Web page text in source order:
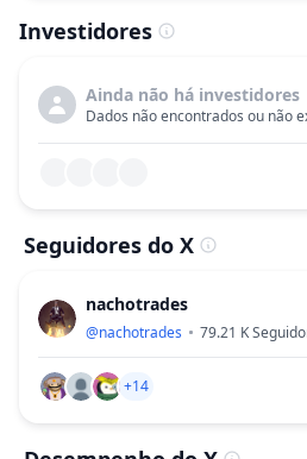
Investidores
Ainda não há investidores
Dados não encontrados ou não
Seguidores do X
nachotrades
@nachotrades 79.21 K
+14